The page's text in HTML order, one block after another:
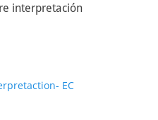
interpretación
EC